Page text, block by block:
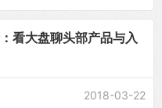
看大盘聊头部产品与入
2018-03-22